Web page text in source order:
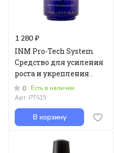
1 280 ₽
INM Pro-Tech System
Средство для усиления
роста и укрепления
ногтей, 15мл
0
Есть в наличии
Арт. PTS15
В корзину